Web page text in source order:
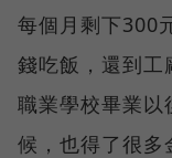
每個月剩下300
錢吃飯，還到工
職業學校畢業以
候，也得了很多